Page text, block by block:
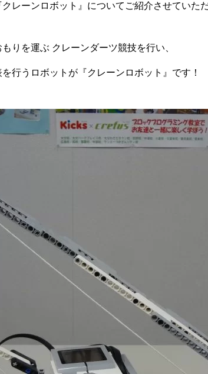
レーンロボット』についてご紹介させていた
りを運ぶ クレーンダーツ競技を行い、
行うロボットが『クレーンロボット』です！